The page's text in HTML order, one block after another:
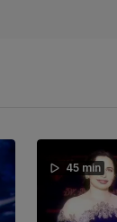
45 min